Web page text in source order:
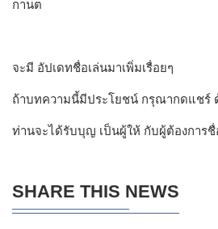
กานต
จะมี อัปเดทชื่อเล่นมาเพิ่มเรื่อยๆ
ถ้าบทความนี้มีประโยชน์ กรุณากดแชร์
ท่านจะได้รับบุญ เป็นผู้ให้ กับผู้ต้องการ
SHARE THIS NEWS